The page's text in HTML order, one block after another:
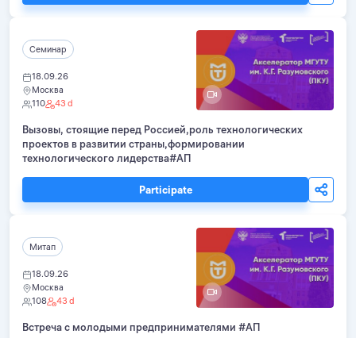
Семинар
18.09.26
Москва
110
43 d
Вызовы, стоящие перед Россией,роль технологических
проектов в развитии страны,формировании
технологического лидерства#АП
Participate
Митап
18.09.26
Москва
108
43 d
Встреча с молодыми предпринимателями #АП